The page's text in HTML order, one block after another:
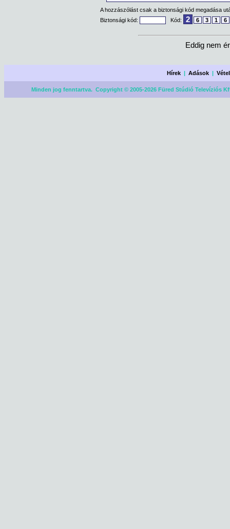
A hozzászólást csak a biztonsági kód megadása
Biztonsági kód:
Kód: 2 6 3 1 6
Eddig nem
Hírek |Adások |
Minden jog fenntartva. Copyright © 2005-2026 Füred Stúdió Televíziós